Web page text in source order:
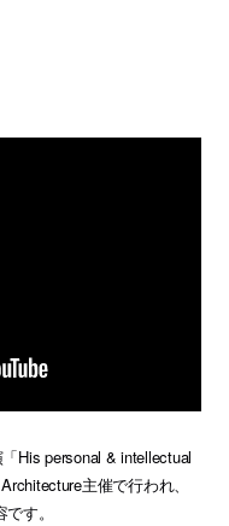
His personal & intellectual
主催で行われ、
す。